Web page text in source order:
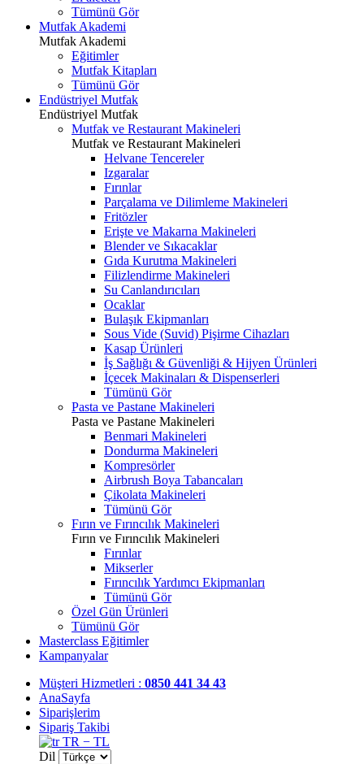
Tümünü Gör
Mutfak Akademi
Mutfak Akademi
Eğitimler
Mutfak Kitapları
Tümünü Gör
Endüstriyel Mutfak
Endüstriyel Mutfak
Mutfak ve Restaurant Makineleri
Mutfak ve Restaurant Makineleri
Helvane Tencereler
Izgaralar
Fırınlar
Parçalama ve Dilimleme Makineleri
Fritözler
Erişte ve Makarna Makineleri
Blender ve Sıkacaklar
Gıda Kurutma Makineleri
Filizlendirme Makineleri
Su Canlandırıcıları
Ocaklar
Bulaşık Ekipmanları
Sous Vide (Suvid) Pişirme Cihazları
Kasap Ürünleri
İş Sağlığı & Güvenliği & Hijyen Ürünleri
İçecek Makinaları & Dispenserleri
Tümünü Gör
Pasta ve Pastane Makineleri
Pasta ve Pastane Makineleri
Benmari Makineleri
Dondurma Makineleri
Kompresörler
Airbrush Boya Tabancaları
Çikolata Makineleri
Tümünü Gör
Fırın ve Fırıncılık Makineleri
Fırın ve Fırıncılık Makineleri
Fırınlar
Mikserler
Fırıncılık Yardımcı Ekipmanları
Tümünü Gör
Özel Gün Ürünleri
Tümünü Gör
Masterclass Eğitimler
Kampanyalar
Müşteri Hizmetleri : 0850 441 34 43
AnaSayfa
Siparişlerim
Sipariş Takibi
TR − TL
Dil